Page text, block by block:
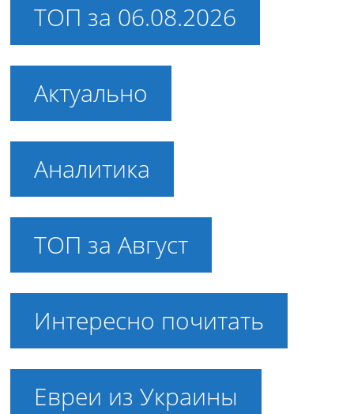
ТОП за 06.08.2026
Актуально
Аналитика
ТОП за Август
Интересно почитать
Евреи из Украины